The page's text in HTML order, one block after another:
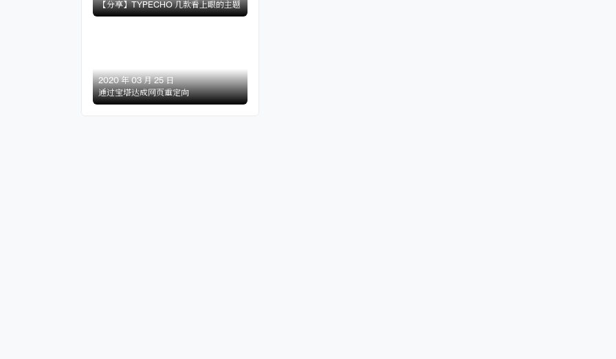
【分享】TYPECHO 几款看上眼的主题
2020 年 03 月 25 日
通过宝塔达成网页重定向